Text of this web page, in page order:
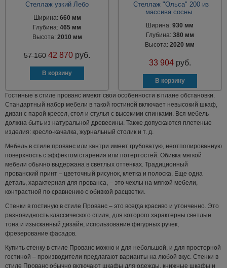
Стеллаж узкий Лебо
Ширина: 660 мм
Глубина:465 мм
Высота: 2010 мм
57 160 42 870 руб.
Стеллаж "Ольса" 200 из
массива сосны
Ширина:930 мм
Глубина: 380 мм
Высота:2020 мм
33 904 руб.
Гостиные в стиле прованс имеют свои особенности в плане обстановки.
Стандартный набор мебели в такой гостиной включает невысокий шкаф,
диван с парой кресел, стол и стулья с высокими спинками. Вся мебель
должна быть из натуральной древесины. Также допускаются плетеные
изделия: кресло-качалка, журнальный столик и т. д.
Мебель в стиле прованс или кантри имеет грубоватую, неотполированную
поверхность с эффектом старения или потертостей. Обивка мягкой
мебели обычно выдержана в светлых оттенках. Традиционный
прованский принт – цветочный рисунок, клетка и полоска. Еще одна
деталь, характерная для прованса, – это чехлы на мягкой мебели,
контрастной по сравнению с обивкой расцветки.
Стенки в гостиную в стиле Прованс – это всегда красиво и утонченно. Это
разновидность классического стиля, для которого характерны светлые
тона и изысканный дизайн, использование фигурных ручек,
фрезерование фасадов.
Купить стенку в стиле Прованс можно и для небольшой, и для просторной
гостиной – производители предлагают варианты на любой вкус. Стенки в
стиле Прованс обычно включают шкафы для одежды, книжные шкафы и